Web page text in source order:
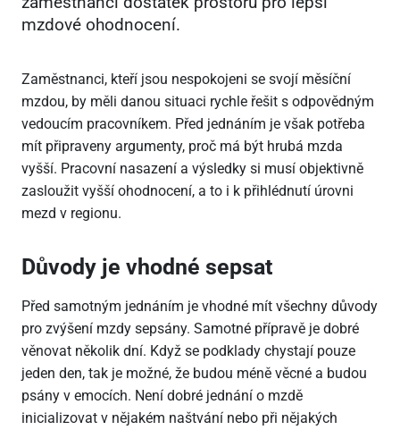
mzdové ohodnocení.
Zaměstnanci, kteří jsou nespokojeni se svojí měsíční
mzdou, by měli danou situaci rychle řešit s odpovědným
vedoucím pracovníkem. Před jednáním je však potřeba
mít připraveny argumenty, proč má být hrubá mzda
vyšší. Pracovní nasazení a výsledky si musí objektivně
zasloužit vyšší ohodnocení, a to i k přihlédnutí úrovni
mezd v regionu.
Důvody je vhodné sepsat
Před samotným jednáním je vhodné mít všechny důvody
pro zvýšení mzdy sepsány. Samotné přípravě je dobré
věnovat několik dní. Když se podklady chystají pouze
jeden den, tak je možné, že budou méně věcné a budou
psány v emocích. Není dobré jednání o mzdě
inicializovat v nějakém naštvání nebo při nějakých